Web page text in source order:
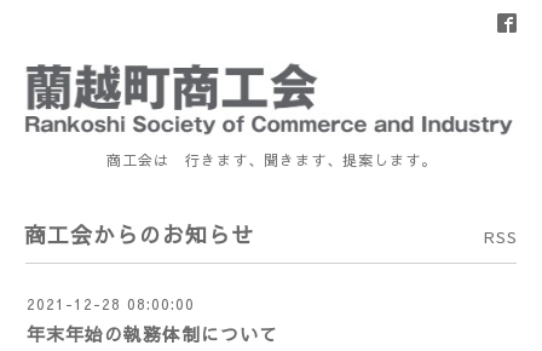
商工会は 行きます、聞きます、提案します。
商工会からのお知らせ RSS
2021-12-28 08:00:00
年末年始の執務体制について